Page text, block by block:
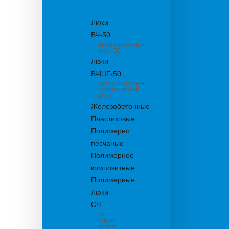
Люки
ВЧ-50
Высокопрочный
чугун 50
Люки
ВЧШГ-50
Высокопрочный
сверхтяжелый
чугун
Железобетонные
Пластиковые
Полимерно
песчаные
Полимерное
композитные
Полимерные
Люки
СЧ
Из
серого
чугуна